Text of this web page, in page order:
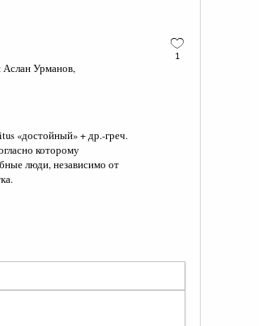
1
Аслан Урманов,
«достойный» + др.-греч.
которому
люди, независимо от